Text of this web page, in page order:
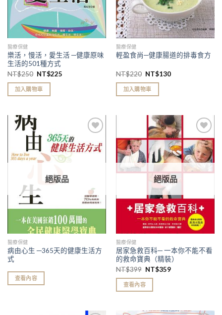
醫療保健
樂活，慢活，愛生活 ─健康原味
生活的501種方式
NT$250 NT$225
加入購物車
醫療保健
輕盈食尚─健康腸道的排毒食方
NT$220 NT$130
加入購物車
「願
望清
絕版品
醫療保健
病由心生 ─365天的健康生活方
式
查看內容
加入
「願
望清
單」
絕版品
醫療保健
居家急救百科─ 一本你不能不看
的救命寶典（精裝）
NT$399 NT$359
查看內容